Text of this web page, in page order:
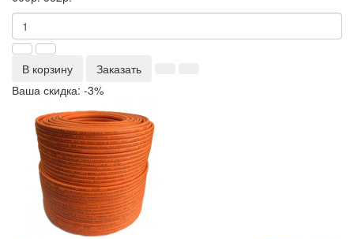
В корзину
Заказать
Ваша скидка: -3%